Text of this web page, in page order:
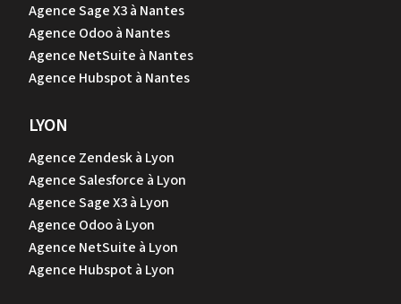
Agence Sage X3 à Nantes
Agence Odoo à Nantes
Agence NetSuite à Nantes
Agence Hubspot à Nantes
LYON
Agence Zendesk à Lyon
Agence Salesforce à Lyon
Agence Sage X3 à Lyon
Agence Odoo à Lyon
Agence NetSuite à Lyon
Agence Hubspot à Lyon